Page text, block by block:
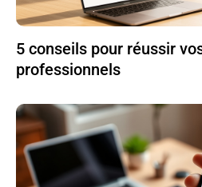
5 conseils pour réussir
professionnels